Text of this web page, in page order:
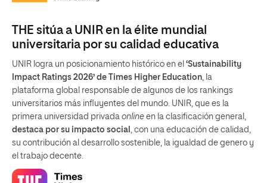
THE sitúa a UNIR en la élite mundial
universitaria por su calidad educativa
UNIR logra un posicionamiento histórico en el ‘Sustainability
Impact Ratings 2026’ de Times Higher Education , la
plataforma global responsable de algunos de los rankings
universitarios más influyentes del mundo. UNIR, que es la
primera universidad privada online en la clasificación general,
destaca por su impacto social
, con una educación de calidad,
su contribución al desarrollo sostenible, la igualdad de genero y
el trabajo decente.